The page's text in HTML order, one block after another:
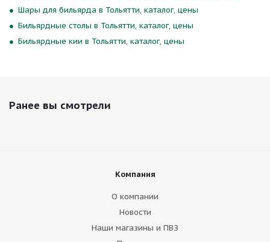
Шары для бильярда в Тольятти, каталог, цены
Бильярдные столы в Тольятти, каталог, цены
Бильярдные кии в Тольятти, каталог, цены
Ранее вы смотрели
Компания
О компании
Новости
Наши магазины и ПВЗ